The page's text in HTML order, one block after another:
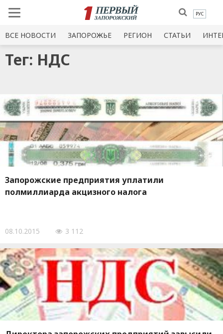
РУС
ВСЕ НОВОСТИ ЗАПОРОЖЬЕ РЕГИОН СТАТЬИ
Тег: НДС
Запорожские предприятия уплатили
полмиллиарда акцизного налога
08.10.2015 3 112